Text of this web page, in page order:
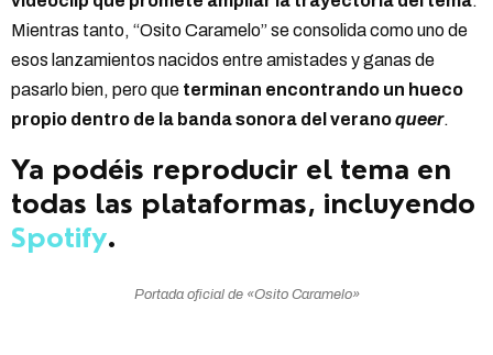
Mientras tanto, “Osito Caramelo” se consolida como uno de
esos lanzamientos nacidos entre amistades y ganas de
pasarlo bien, pero que terminan encontrando un hueco
propio dentro de la banda sonora del veranoqueer.
Ya podéis reproducir el tema en
todas las plataformas, incluyendo
Spotify.
Portada oficial de «Osito Caramelo»